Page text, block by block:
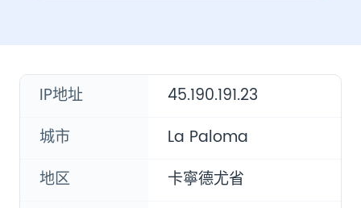
IP地址
45.190.191.23
城市
La Paloma
地区
卡寧德尤省